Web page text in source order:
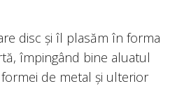
disc și îl plasăm în forma
împingând bine aluatul
de metal și ulterior